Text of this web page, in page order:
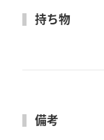
持ち物
備考